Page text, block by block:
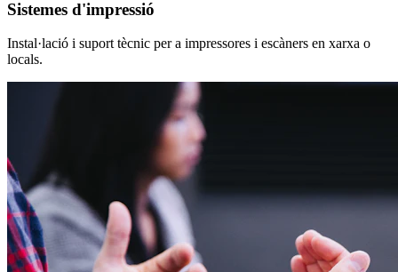
Sistemes d'impressió
Instal·lació i suport tècnic per a impressores i escàners en xarxa o
locals.